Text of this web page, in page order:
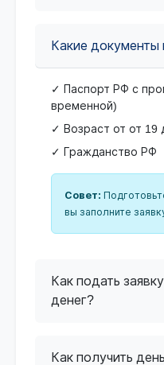
Какие
✓ Паспорт РФ с
временной)
✓ Возраст от от 19
✓ Гражданство РФ
Совет:
вы заполните
Как подать
денег?
Как получить